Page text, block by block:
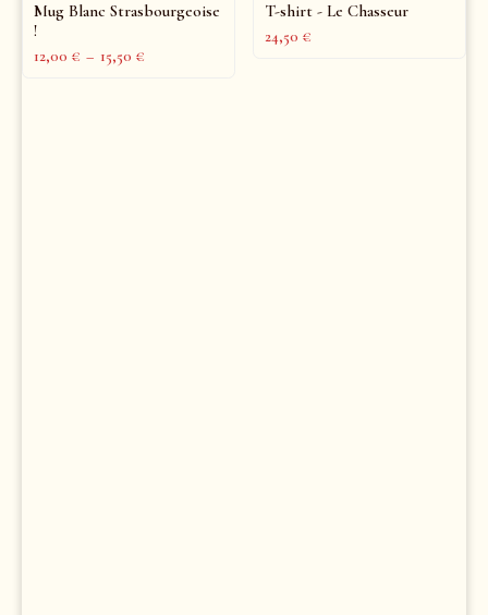
Mug Blanc Strasbourgeoise
!
12,00 € – 15,50 €
T-shirt - Le Chasseur
24,50 €